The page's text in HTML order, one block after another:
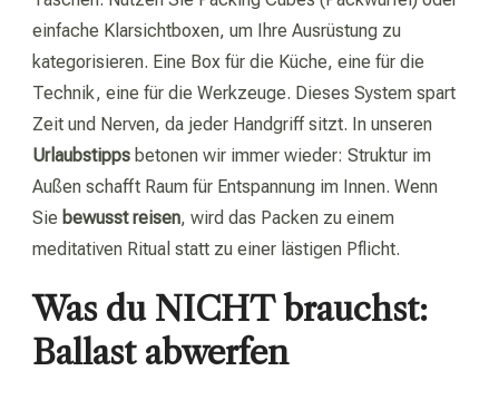
einfache Klarsichtboxen, um Ihre Ausrüstung zu
kategorisieren. Eine Box für die Küche, eine für die
Technik, eine für die Werkzeuge. Dieses System spart
Zeit und Nerven, da jeder Handgriff sitzt. In unseren
Urlaubstipps betonen wir immer wieder: Struktur im
Außen schafft Raum für Entspannung im Innen. Wenn
Sie bewusst reisen, wird das Packen zu einem
meditativen Ritual statt zu einer lästigen Pflicht.
Was du NICHT brauchst:
Ballast abwerfen